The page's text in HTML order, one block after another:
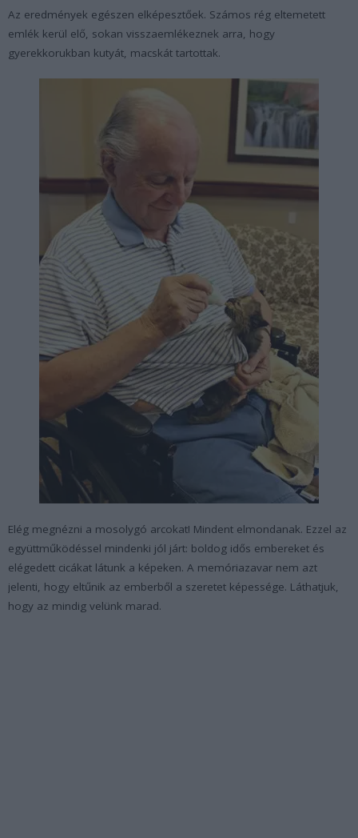
Az eredmények egészen elképesztőek. Számos rég eltemetett
emlék kerül elő, sokan visszaemlékeznek arra, hogy
gyerekkorukban kutyát, macskát tartottak.
Elég megnézni a mosolygó arcokat! Mindent elmondanak. Ezzel az
együttműködéssel mindenki jól járt: boldog idős embereket és
elégedett cicákat látunk a képeken. A memóriazavar nem azt
jelenti, hogy eltűnik az emberből a szeretet képessége. Láthatjuk,
hogy az mindig velünk marad.